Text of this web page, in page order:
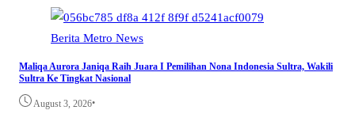
Berita Metro News
Maliqa Aurora Janiqa Raih Juara I Pemilihan Nona Indonesia Sultra, Wakili
Sultra Ke Tingkat Nasional
August 3, 2026•